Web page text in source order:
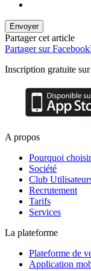
Envoyer
Partager cet article
Partager sur Facebook
Inscription gratuite
A propos
Pourquoi
Société
Club
Recrutement
Tarifs
Services
La plateforme
Plateforme de
Application